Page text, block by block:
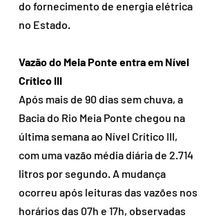
do fornecimento de energia elétrica
no Estado.
Vazão do Meia Ponte entra em Nível
Crítico III
Após mais de 90 dias sem chuva, a
Bacia do Rio Meia Ponte chegou na
última semana ao Nível Crítico III,
com uma vazão média diária de 2.714
litros por segundo. A mudança
ocorreu após leituras das vazões nos
horários das 07h e 17h, observadas